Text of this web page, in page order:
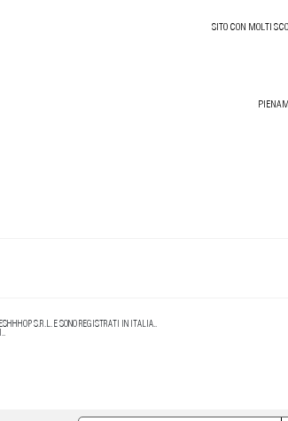
SITO CON MOLTI
S.R.L. E SONO REGISTRATI IN ITALIA..